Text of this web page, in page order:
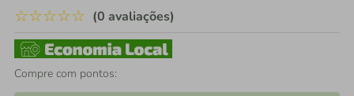
☆☆☆☆☆ (0 avaliações)
Compre com pontos: